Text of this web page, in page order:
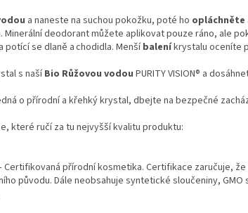
a naneste na suchou pokožku, poté ho opláchněte
. Minerální deodorant můžete aplikovat pouze ráno, ale
potící se dlaně a chodidla. Menšíbaleníkrystalu oceníte
s našíBio Růžovou vodou PURITY VISION® a
o přírodní a křehký krystal, dbejte na bezpečné
které ručí za tu nejvyšší kvalitu produktu:
Certifikovaná přírodní kosmetika. Certifikace zaručuje,
původu. Dále neobsahuje syntetické sloučeniny,